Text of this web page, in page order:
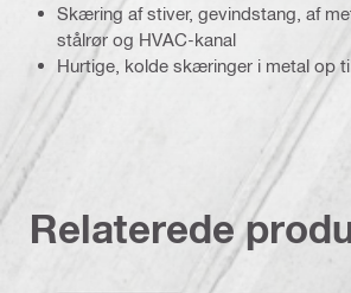
Skæring af stiver, gevindstang, af
stålrør og HVAC-kanal
Hurtige, kolde skæringer i metal op
Relaterede